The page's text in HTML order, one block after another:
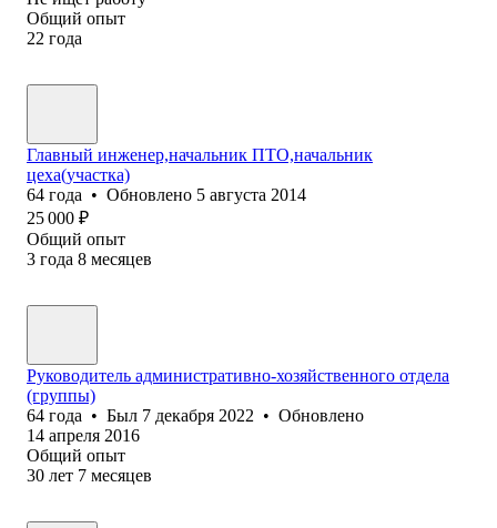
Общий опыт
22 года
Главный инженер,начальник ПТО,начальник
цеха(участка)
64 года • Обновлено 5 августа 2014
25 000 ₽
Общий опыт
3 года 8 месяцев
Руководитель административно-хозяйственного отдела
(группы)
64 года • Был 7 декабря 2022 • Обновлено
14 апреля 2016
Общий опыт
30 лет 7 месяцев